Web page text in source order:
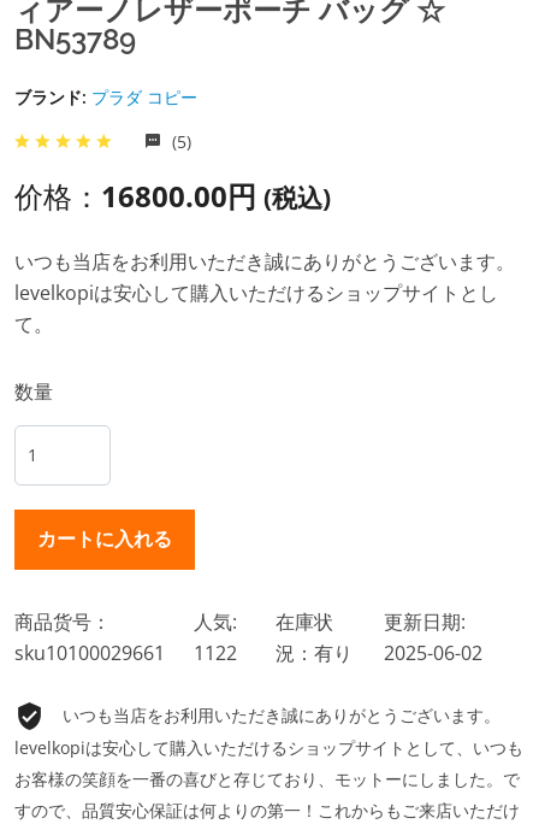
ィアーノレザーポーチ バッグ ☆
BN53789
ブランド: プラダ コピー
(5)
价格： 16800.00円 (税込)
いつも当店をお利用いただき誠にありがとうございます。
levelkopiは安心して購入いただけるショップサイトとし
て。
数量
商品货号：
sku10100029661
人気:
1122
在庫状
況：有り
更新日期:
2025-06-02
いつも当店をお利用いただき誠にありがとうございます。
levelkopiは安心して購入いただけるショップサイトとして、いつも
お客様の笑顔を一番の喜びと存じており、モットーにしました。で
すので、品質安心保証は何よりの第一！これからもご来店いただけ